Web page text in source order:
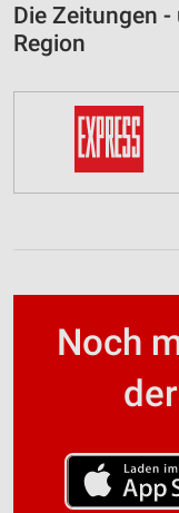
Die Zeitungen
Region
Noch